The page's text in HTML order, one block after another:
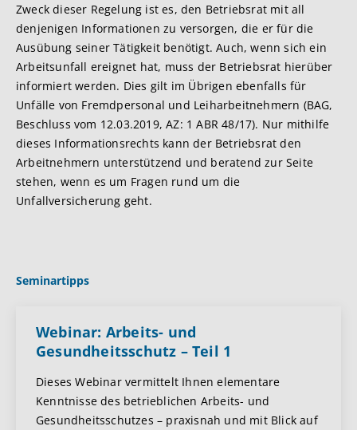
Zweck dieser Regelung ist es, den Betriebsrat mit all
denjenigen Informationen zu versorgen, die er für die
Ausübung seiner Tätigkeit benötigt. Auch, wenn sich ein
Arbeitsunfall ereignet hat, muss der Betriebsrat hierüber
informiert werden. Dies gilt im Übrigen ebenfalls für
Unfälle von Fremdpersonal und Leiharbeitnehmern (BAG,
Beschluss vom 12.03.2019, AZ: 1 ABR 48/17). Nur mithilfe
dieses Informationsrechts kann der Betriebsrat den
Arbeitnehmern unterstützend und beratend zur Seite
stehen, wenn es um Fragen rund um die
Unfallversicherung geht.
Seminartipps
Webinar: Arbeits- und
Gesundheitsschutz – Teil 1
Dieses Webinar vermittelt Ihnen elementare
Kenntnisse des betrieblichen Arbeits- und
Gesundheitsschutzes – praxisnah und mit Blick auf